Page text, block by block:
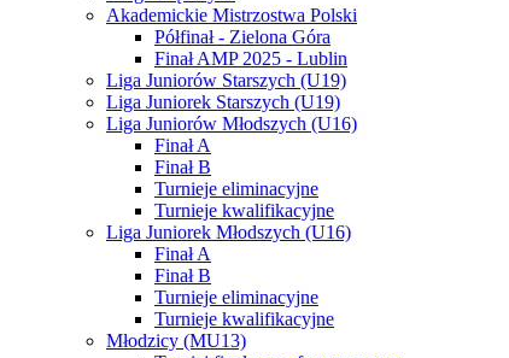
Akademickie Mistrzostwa Polski
Półfinał - Zielona Góra
Finał AMP 2025 - Lublin
Liga Juniorów Starszych (U19)
Liga Juniorek Starszych (U19)
Liga Juniorów Młodszych (U16)
Finał A
Finał B
Turnieje eliminacyjne
Turnieje kwalifikacyjne
Liga Juniorek Młodszych (U16)
Finał A
Finał B
Turnieje eliminacyjne
Turnieje kwalifikacyjne
Młodzicy (MU13)